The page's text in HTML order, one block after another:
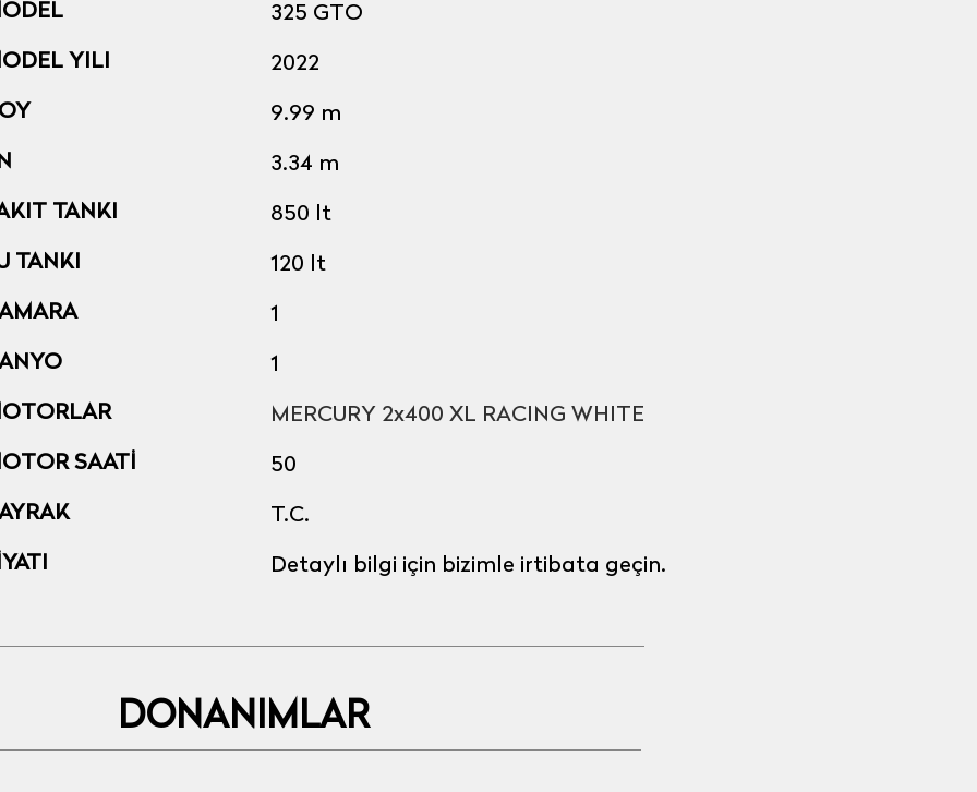
YILI
TANKI
TANKI
SAATİ
325 GTO
2022
9.99 m
3.34 m
850 lt
120 lt
1
1
M ERCURY 2x400 XL RACING WHITE
50
T.C.
Detaylı bilgi için bizimle irtibata geçin.
DONANIMLAR